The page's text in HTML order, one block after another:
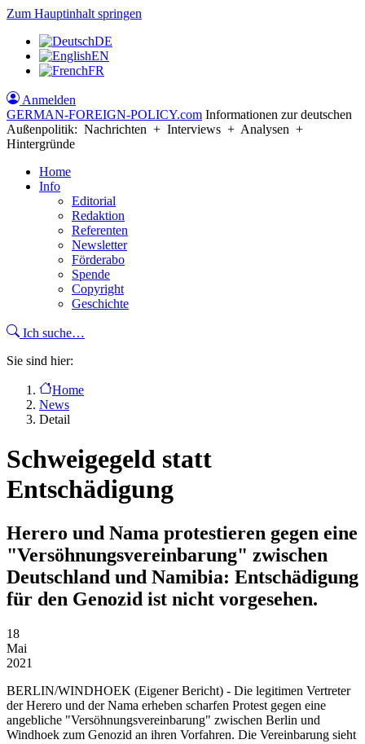
Zum Hauptinhalt springen
DE
EN
FR
Anmelden
GERMAN-FOREIGN-POLICY.com Informationen zur deutschen
Außenpolitik: Nachrichten + Interviews + Analysen +
Hintergründe
Home
Info
Editorial
Redaktion
Referenten
Newsletter
Förderabo
Spende
Copyright
Geschichte
Ich suche…
Sie sind hier:
Home
News
Detail
Schweigegeld statt
Entschädigung
Herero und Nama protestieren gegen eine
"Versöhnungsvereinbarung" zwischen
Deutschland und Namibia: Entschädigung
für den Genozid ist nicht vorgesehen.
18
Mai
2021
BERLIN/WINDHOEK (Eigener Bericht) - Die legitimen Vertreter
der Herero und der Nama erheben scharfen Protest gegen eine
angebliche "Versöhnungsvereinbarung" zwischen Berlin und
Windhoek zum Genozid an ihren Vorfahren. Die Vereinbarung sieht